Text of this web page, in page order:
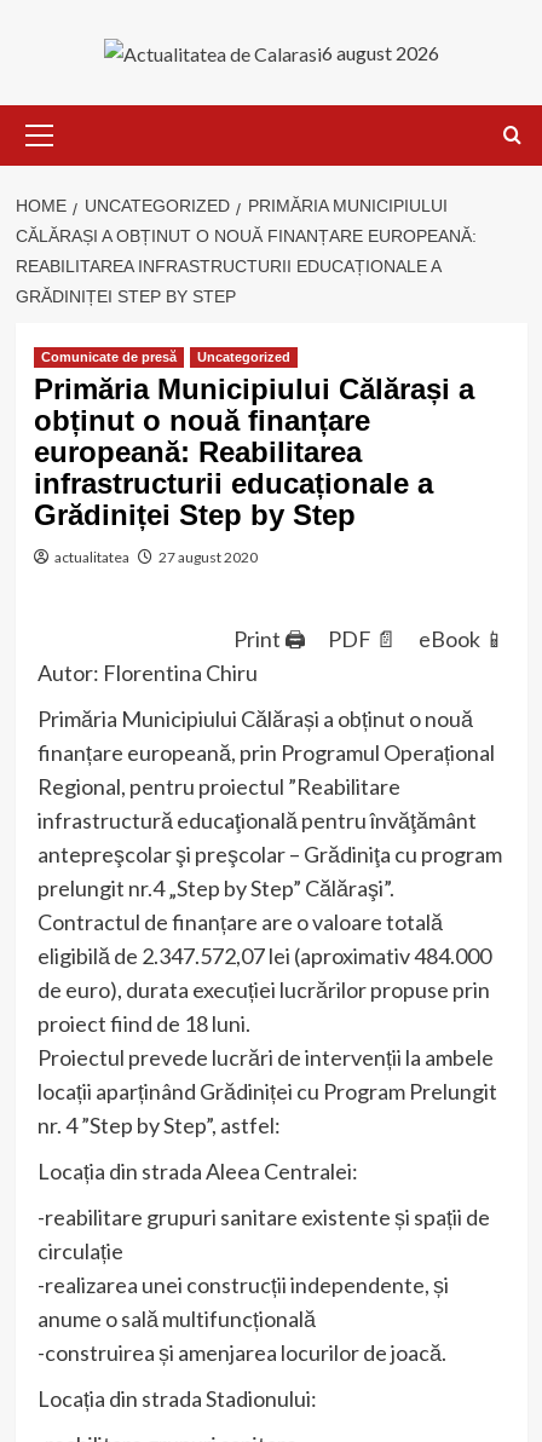
6 august 2026
Menu
HOME UNCATEGORIZED
PRIMĂRIA MUNICIPIULUI
CĂLĂRAȘI A OBȚINUT O NOUĂ FINANȚARE EUROPEANĂ:
REABILITAREA INFRASTRUCTURII EDUCAȚIONALE A
GRĂDINIȚEI STEP BY STEP
Comunicate de presă Uncategorized
Primăria Municipiului Călărași a
obținut o nouă finanțare
europeană: Reabilitarea
infrastructurii educaționale a
Grădiniței Step by Step
actualitatea 27 august 2020
Print 🖨 PDF 📄
eBook 📱
Autor: Florentina Chiru
Primăria Municipiului Călărași a obținut o nouă
finanțare europeană, prin Programul Operațional
Regional, pentru proiectul ”Reabilitare
infrastructură educaţională pentru învăţământ
antepreşcolar şi preşcolar – Grădiniţa cu program
prelungit nr.4 „Step by Step” Călăraşi”.
Contractul de finanțare are o valoare totală
eligibilă de 2.347.572,07 lei (aproximativ 484.000
de euro), durata execuției lucrărilor propuse prin
proiect fiind de 18 luni.
Proiectul prevede lucrări de intervenții la ambele
locații aparținând Grădiniței cu Program Prelungit
nr. 4 ”Step by Step”, astfel:
Locația din strada Aleea Centralei:
-reabilitare grupuri sanitare existente și spații de
circulație
-realizarea unei construcții independente, și
anume o sală multifuncțională
-construirea și amenjarea locurilor de joacă.
Locația din strada Stadionului: